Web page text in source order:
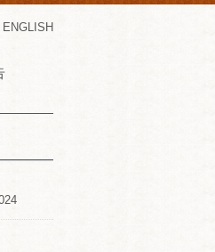
ENGLISH